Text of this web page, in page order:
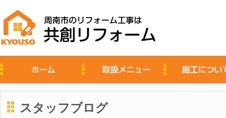
スタッフブログ